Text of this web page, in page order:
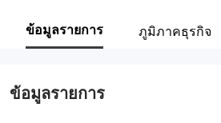
พนักงานบริษัท
ข้อมูลรายการ ภูมิภาคธุรกิจ
ข้อมูลรายการ